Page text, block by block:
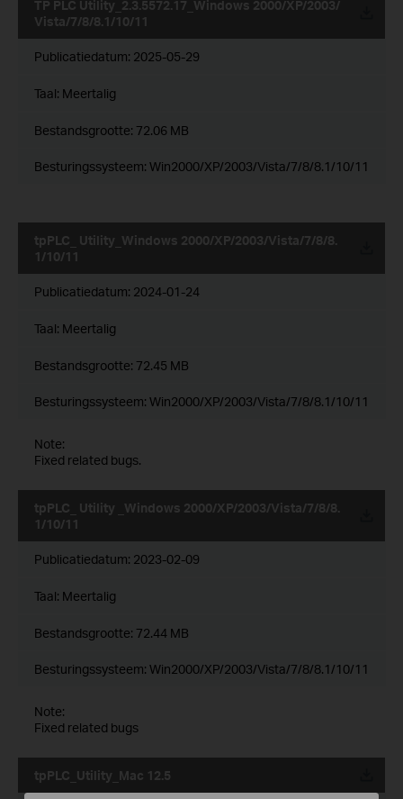
TP PLC Utility_2.3.5572.17_Windows 2000/XP/2003/
Vista/7/8/8.1/10/11
Publicatiedatum: 2025-05-29
Taal: Meertalig
Bestandsgrootte: 72.06 MB
Besturingssysteem: Win2000/XP/2003/Vista/7/8/8.1/10/11
tpPLC_ Utility_Windows 2000/XP/2003/Vista/7/8/8.
1/10/11
Publicatiedatum: 2024-01-24
Taal: Meertalig
Bestandsgrootte: 72.45 MB
Besturingssysteem: Win2000/XP/2003/Vista/7/8/8.1/10/11
Note:
Fixed related bugs.
tpPLC_ Utility _Windows 2000/XP/2003/Vista/7/8/8.
1/10/11
Publicatiedatum: 2023-02-09
Taal: Meertalig
Bestandsgrootte: 72.44 MB
Besturingssysteem: Win2000/XP/2003/Vista/7/8/8.1/10/11
Note:
Fixed related bugs
tpPLC_Utility_Mac 12.5